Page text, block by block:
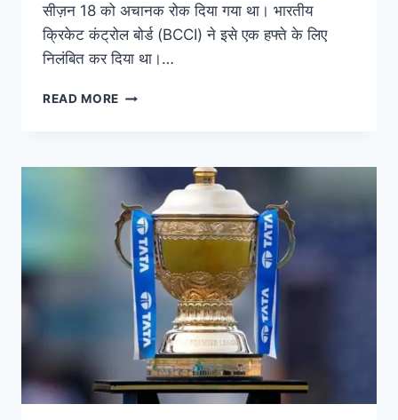
सीज़न 18 को अचानक रोक दिया गया था। भारतीय
क्रिकेट कंट्रोल बोर्ड (BCCI) ने इसे एक हफ्ते के लिए
निलंबित कर दिया था।…
READ MORE